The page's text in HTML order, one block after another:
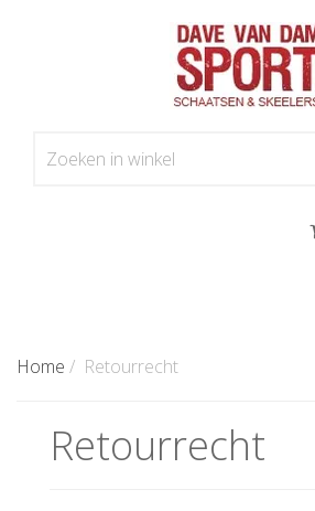
Home / Retourrecht
Retourrecht